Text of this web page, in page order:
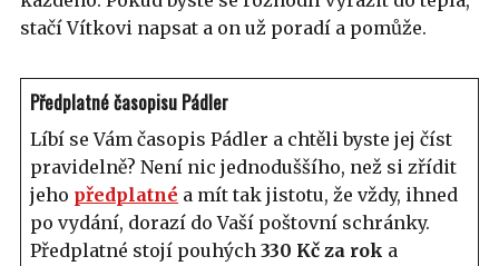
stačí Vítkovi napsat a on už poradí a pomůže.
Předplatné časopisu Pádler
Líbí se Vám časopis Pádler a chtěli byste jej číst
pravidelně? Není nic jednoduššího, než si zřídit
jeho předplatné a mít tak jistotu, že vždy, ihned
po vydání, dorazí do Vaší poštovní schránky.
Předplatné stojí pouhých 330 Kč za rok a